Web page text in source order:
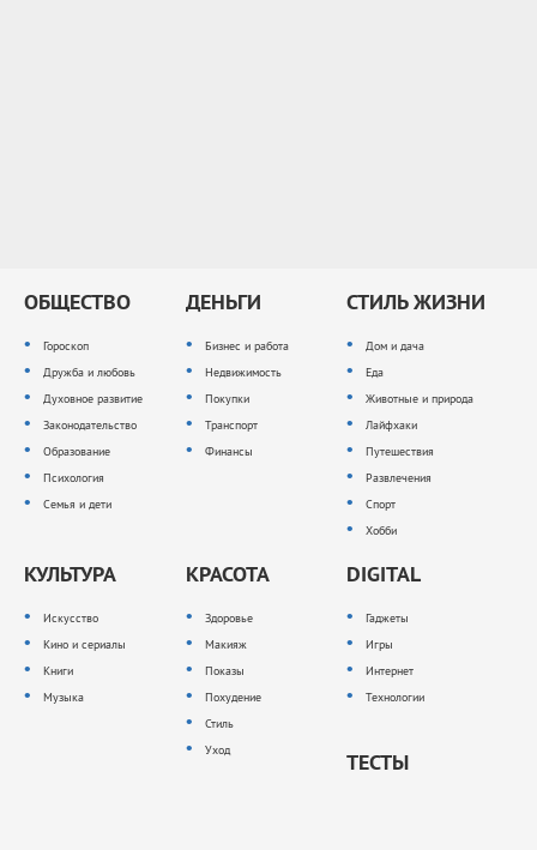
ОБЩЕСТВО
Гороскоп
Дружба и любовь
Духовное развитие
Законодательство
Образование
Психология
Семья и дети
ДЕНЬГИ
Бизнес и работа
Недвижимость
Покупки
Транспорт
Финансы
СТИЛЬ ЖИЗНИ
Дом и дача
Еда
Животные и природа
Лайфхаки
Путешествия
Развлечения
Спорт
Хобби
КУЛЬТУРА
Искусство
Кино и сериалы
Книги
Музыка
КРАСОТА
Здоровье
Макияж
Показы
Похудение
Стиль
Уход
DIGITAL
Гаджеты
Игры
Интернет
Технологии
ТЕСТЫ